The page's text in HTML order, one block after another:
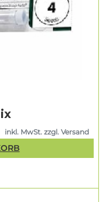
inkl. MwSt. zzgl. Versand